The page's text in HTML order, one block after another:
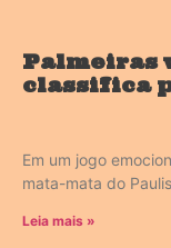
Palmeiras
classifica
Em um jogo
mata-mata do
Leia mais »